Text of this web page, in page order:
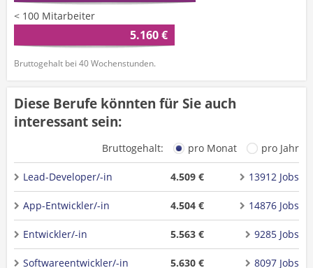
< 100 Mitarbeiter
5.160 €
Bruttogehalt bei 40 Wochenstunden.
Diese Berufe könnten für Sie auch
interessant sein:
Bruttogehalt: pro Monat pro Jahr
Lead-Developer/-in 4.509 € 13912 Jobs
App-Entwickler/-in 4.504 € 14876 Jobs
Entwickler/-in 5.563 € 9285 Jobs
Softwareentwickler/-in 5.630 € 8097 Jobs